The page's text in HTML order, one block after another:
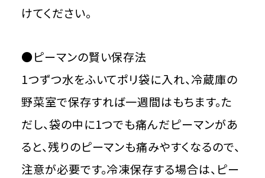
けてください。
●ピーマンの賢い保存法
1つずつ水をふいてポリ袋に入れ、冷蔵庫の
野菜室で保存すれば一週間はもちます。た
だし、袋の中に1つでも痛んだピーマンがあ
ると、残りのピーマンも痛みやすくなるので、
注意が必要です。冷凍保存する場合は、ピー